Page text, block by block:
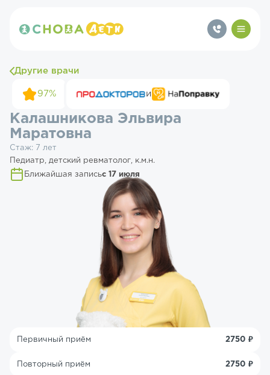
Другие врачи
97% и
Калашникова Эльвира
Маратовна
Стаж: 7 лет
Педиатр, детский ревматолог, к.м.н.
Ближайшая записьс 17 июля
Первичный приём 2750 ₽
Повторный приём 2750 ₽